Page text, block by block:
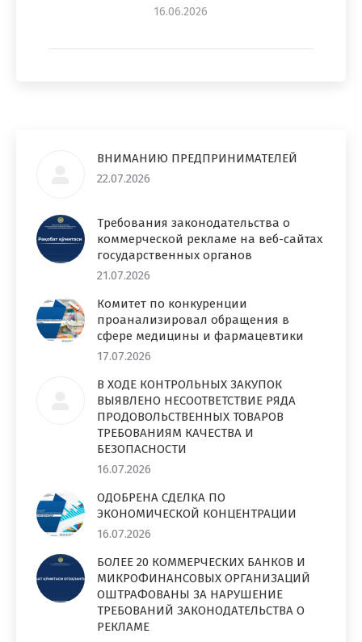
16.06.2026
ВНИМАНИЮ ПРЕДПРИНИМАТЕЛЕЙ
22.07.2026
Требования законодательства о
коммерческой рекламе на веб-сайтах
государственных органов
21.07.2026
Комитет по конкуренции
проанализировал обращения в
сфере медицины и фармацевтики
17.07.2026
В ХОДЕ КОНТРОЛЬНЫХ ЗАКУПОК
ВЫЯВЛЕНО НЕСООТВЕТСТВИЕ РЯДА
ПРОДОВОЛЬСТВЕННЫХ ТОВАРОВ
ТРЕБОВАНИЯМ КАЧЕСТВА И
БЕЗОПАСНОСТИ
16.07.2026
ОДОБРЕНА СДЕЛКА ПО
ЭКОНОМИЧЕСКОЙ КОНЦЕНТРАЦИИ
16.07.2026
БОЛЕЕ 20 КОММЕРЧЕСКИХ БАНКОВ И
МИКРОФИНАНСОВЫХ ОРГАНИЗАЦИЙ
ОШТРАФОВАНЫ ЗА НАРУШЕНИЕ
ТРЕБОВАНИЙ ЗАКОНОДАТЕЛЬСТВА О
РЕКЛАМЕ